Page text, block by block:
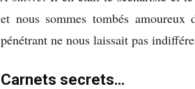
et nous sommes tombés
pénétrant ne nous laissait pas
Carnets secrets…